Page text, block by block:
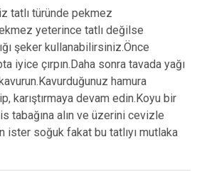
türünde pekmez
yeterince tatlı değilse
şeker kullanabilirsiniz.Önce
iyice çırpın.Daha sonra tavada yağı
hamura
karıştırmaya devam edin.Koyu bir
tabağına alın ve üzerini cevizle
ister soğuk fakat bu tatlıyı mutlaka